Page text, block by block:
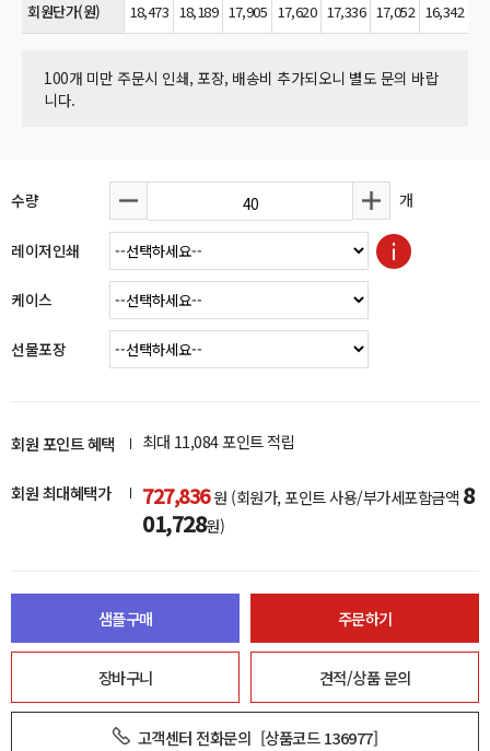
회원단가(원) 18,473 18,189 17,905 17,620 17,336 17,052 16,342
100개 미만 주문시 인쇄, 포장, 배송비 추가되오니 별도 문의 바랍
니다.
수량 개
레이저인쇄
케이스
선물포장
회원 포인트 혜택 최대 11,084포인트 적립
회원 최대혜택가 727,836 원 (회원가, 포인트 사용/부가세포함금액 8
01,728원)
샘플구매 주문하기
장바구니 견적/상품 문의
고객센터 전화문의 [상품코드 136977]